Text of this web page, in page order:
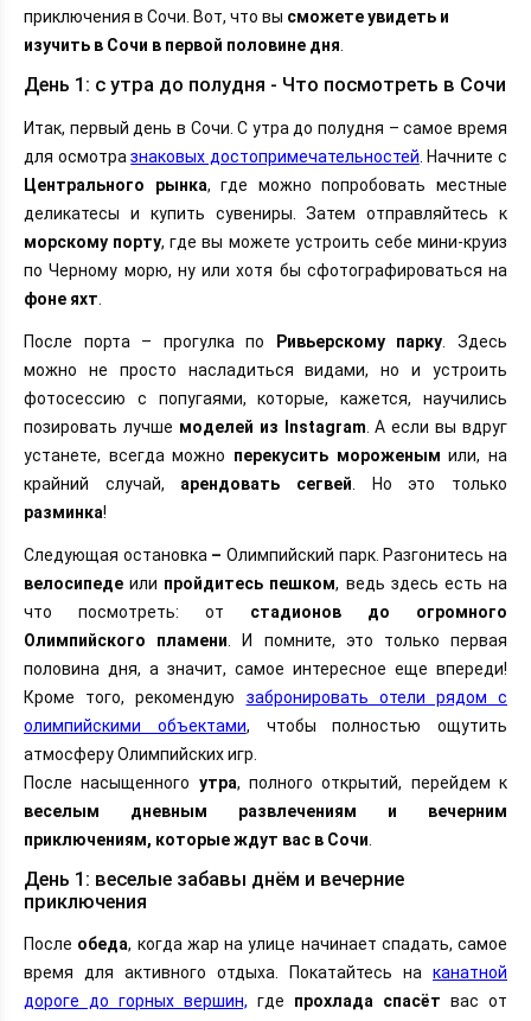
приключения в Сочи. Вот, что вы сможете увидеть и
изучить в Сочи в первой половине дня
День 1: с утра до полудня - Что посмотреть в Сочи
Итак, первый день в Сочи. С утра до полудня – самое время
для осмотразнаковых достопримечательностей . Начните с
Центрального рынка, где можно попробовать местные
деликатесы и купить сувениры. Затем отправляйтесь к
морскому порту, где вы можете устроить себе мини-круиз
по Черному морю, ну или хотя бы сфотографироваться на
фоне яхт
После порта – прогулка по Ривьерскому парку . Здесь
можно не просто насладиться видами, но и устроить
фотосессию с попугаями, которые, кажется, научились
позировать лучше моделей из Instagram . А если вы вдруг
устанете, всегда можно перекусить мороженым или, на
крайний случай, арендовать сегвей . Но это только
разминка!
Следующая остановка –Олимпийский парк. Разгонитесь на
велосипеде или пройдитесь пешком, ведь здесь есть на
что посмотреть: от стадионов до огромного
Олимпийского пламени . И помните, это только первая
половина дня, а значит, самое интересное еще впереди!
Кроме того, рекомендую забронировать отели рядом с
олимпийскими объектами, чтобы полностью ощутить
атмосферу Олимпийских игр.
После насыщенного утра, полного открытий, перейдем к
веселым дневным развлечениям и вечерним
приключениям, которые ждут вас в Сочи
День 1: веселые забавы днём и вечерние
приключения
После обеда, когда жар на улице начинает спадать, самое
время для активного отдыха. Покатайтесь на канатной
дороге до горных вершин, где прохлада спасёт вас от